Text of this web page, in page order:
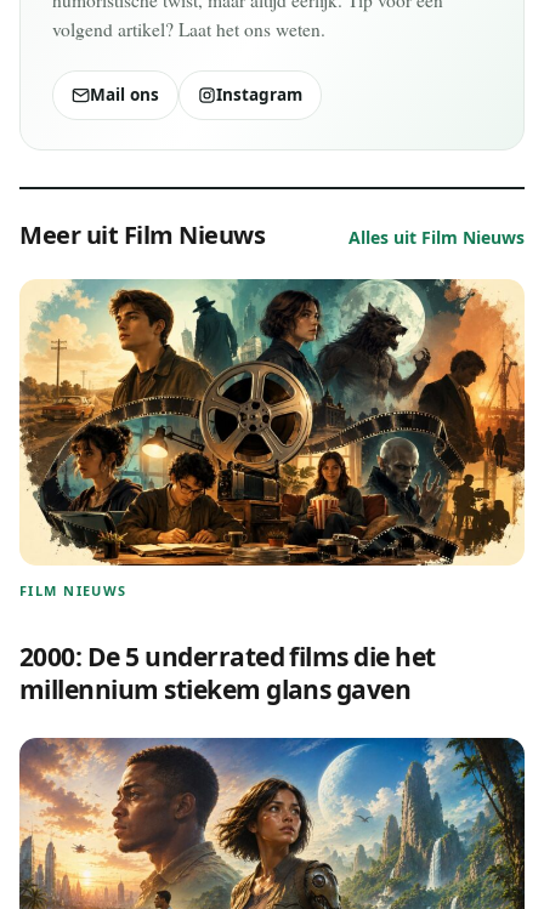
volgend artikel? Laat het ons weten.
Mail ons Instagram
Meer uit Film Nieuws Alles uit Film Nieuws
FILM NIEUWS
2000: De 5 underrated films die het
millennium stiekem glans gaven